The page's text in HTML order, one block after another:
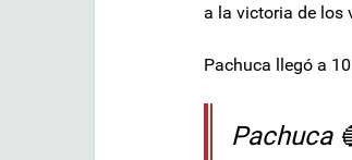
a la victoria de los
Pachuca llegó a
Pachuca